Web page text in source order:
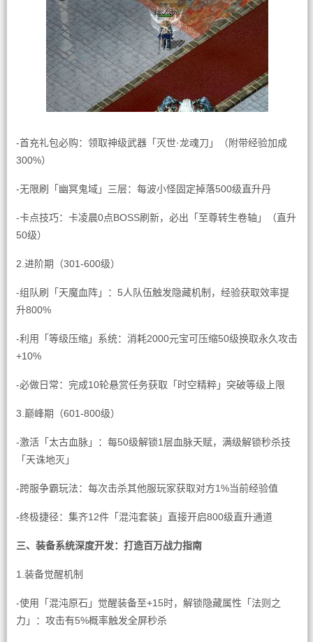
-首充礼包必购：领取神级武器「灭世·龙魂刀」（附带经验加成
300%）
-无限刷「幽冥鬼域」三层：每波小怪固定掉落500级直升丹
-卡点技巧：卡凌晨0点BOSS刷新，必出「至尊转生卷轴」（直升
50级）
2.进阶期（301-600级）
-组队刷「天魔血阵」：5人队伍触发隐藏机制，经验获取效率提
升800%
-利用「等级压缩」系统：消耗2000元宝可压缩50级换取永久攻击
+10%
-必做日常：完成10轮悬赏任务获取「时空精粹」突破等级上限
3.巅峰期（601-800级）
-激活「太古血脉」：每50级解锁1层血脉天赋，满级解锁秒杀技
「天诛地灭」
-跨服争霸玩法：每次击杀其他服玩家获取对方1%当前经验值
-终极捷径：集齐12件「混沌套装」直接开启800级直升通道
三、装备系统深度开发：打造百万战力指南
1.装备觉醒机制
-使用「混沌原石」觉醒装备至+15时，解锁隐藏属性「法则之
力」：攻击有5%概率触发全屏秒杀